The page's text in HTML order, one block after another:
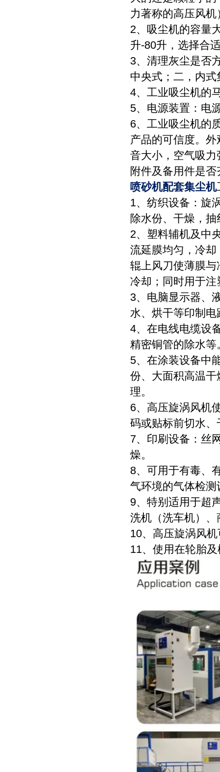
力著称的高压风机
2、吸尘机的容量
升-80升，选择合
3、清理灰尘是否
中央式；二，内
4、工业吸尘机的
5、电源装置：电
6、工业吸尘机的
产品的可信度。
音大小，空气吸
附件及备用件是否
喷砂机配套集尘机
1、纺织设备：旋
除水份、干燥，抽
2、塑料辅机及中
流延膜均匀，冷却
辊上风刀使薄膜
冷却；同时用于
3、电脑显示器、
水、烘干等印制
4、在电线电缆设
精密铜管的除水等
5、在涂装设备中
份、大面积高温
理。
6、高压旋涡风机
码或贴标前切水
7、印刷设备：丝
燥。
8、可用于有毒、
气环境的气体检测
9、特别适用于超
洗机（洗车机）
10、高压旋涡风
11、使用在轮胎